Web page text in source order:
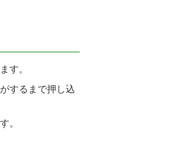
す。
するまで押し込
。